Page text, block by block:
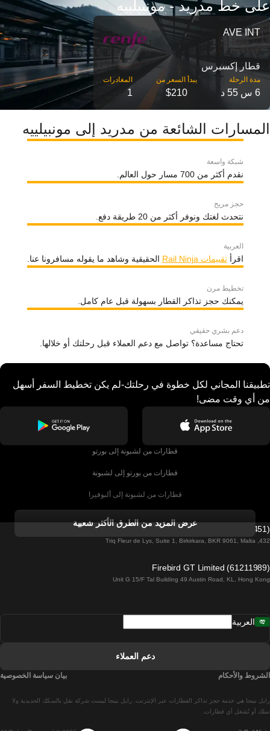
على خط مدريد - مونبيلييه
AVE INT
قطار إكسبرس
مدة الرحلة
6 س 55 د $210
1
المسارات الشائعة من مدريد إلى مونبيلييه
شبكة واسعة
نقدم أكثر من 700 مسار حول العالم.
حجز مريح
نتحدث لغتك ونوفر أكثر من 20 طريقة دفع.
العربية
اقرأتقييمات Rail Ninja الحقيقية وشاهد ما يقوله مسافرونا عنا.
تخطيط مرن
يمكنك حجز تذاكر القطار بسهولة قبل عام كامل.
دعم بشري حقيقي
تحتاج مساعدة؟ تواصل مع دعم العملاء قبل رحلتك أو خلالها.
تطبيقنا المجاني لكل خطوة في رحلتك-لم يكن تخطيط السفر أسهل
من أي وقت مضى!
قطارات من لشبونة إلى بورتو
قطارات من بورتو إلى لشبونة
قطارات من لشبونة إلى ألبوفيرا
قطارات من ألبوفيرا إلى لشبونة
قطارات من لشبونة إلى لاغوس
قطارات من لشبونة إلى مدريد
عرض المزيد من الطرق الأكثر شعبية
Firebird GT Limited (OC 1451)
432, Triq Fleur de Lys, Suite 1, Birkirkara, BKR 9061, Malta
Firebird GT Limited (61211989)
Unit G 15/F Tal Building 49 Austin Road, KL, Hong Kong
رايل نينجا هي خدمة حجز تذاكر القطارات عبر الإنترنت. رايل نينجا ليست شركة نقل بالسكك الحديدية ولا
تملك أو تُشغل أي قطارات.
العربية
دعم العملاء
الشروط والأحكام بيان سياسة الخصوصية